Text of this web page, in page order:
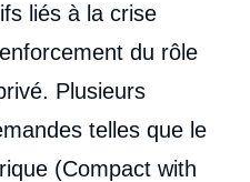
liés à la crise
du rôle
Plusieurs
telles que le
(Compact with